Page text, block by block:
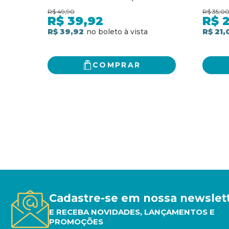
PROSPERIDADE
R$ 49,90
R$ 39,92
R$ 39,92
COMPRAR
R$ 35,00
R$
R$
Cadastre-se em nossa
E RECEBA NOVIDADES, LANÇAMENTOS E
PROMOÇÕES